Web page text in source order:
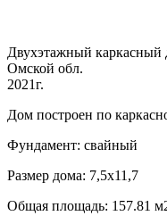
Двухэтажный
Омской обл.
2021г.
Дом построен по
Фундамент: свайный
Размер дома: 7,5х11,7
Общая площадь: 157.81